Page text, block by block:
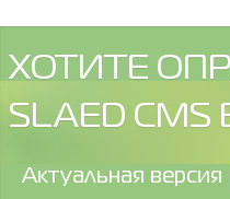
ХОТИТЕ
SLAED
Aктуальная версия